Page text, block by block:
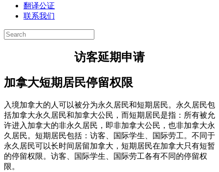
翻译公证
联系我们
访客延期申请
加拿大短期居民停留权限
入境加拿大的人可以被分为永久居民和短期居民。永久居民包
括加拿大永久居民和加拿大公民，而短期居民是指：所有被允
许进入加拿大的非永久居民，即非加拿大公民，也非加拿大永
久居民。短期居民包括：访客、国际学生、国际劳工。不同于
永久居民可以长时间居留加拿大，短期居民在加拿大只有短暂
的停留权限。访客、国际学生、国际劳工各有不同的停留权
限。